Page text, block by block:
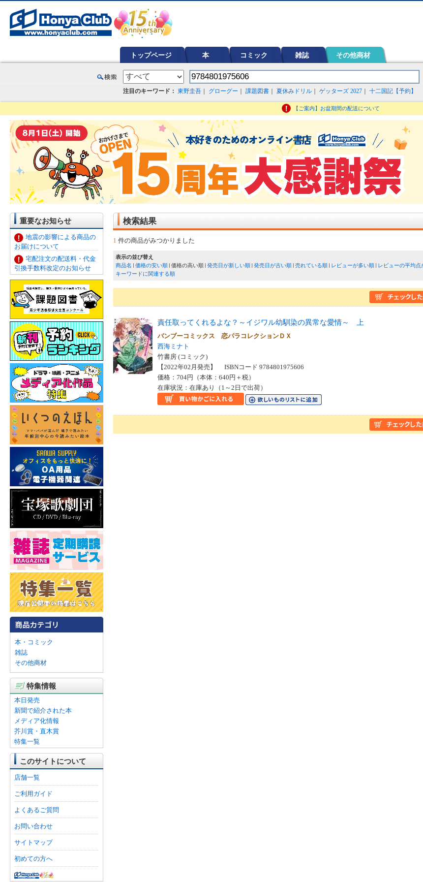
トップページ 本 コミック 雑誌 その他商材
注目のキーワード： 東野圭吾 グローグー 課題図書 夏休みドリル ゲッターズ 2027 十二国記【予約】
【ご案内】お盆期間の配送について
重要なお知らせ
地震の影響による商品の
お届けについて
宅配注文の配送料・代金
引換手数料改定のお知らせ
本・コミック
雑誌
その他商材
特集情報
本日発売
新聞で紹介された本
メディア化情報
芥川賞・直木賞
特集一覧
このサイトについて
店舗一覧
ご利用ガイド
よくあるご質問
お問い合わせ
サイトマップ
初めての方へ
検索結果
1 件の商品がみつかりました
表示の並び替え
商品名
価格の安い順 価格の高い順 発売日が新しい順 発売日が古い順 売れている順 レビューが多い順
レビューの平均点
キーワードに関連する順
責任取ってくれるよな？～イジワル幼馴染の異常な愛情～ 上
バンブーコミックス 恋パラコレクションＤＸ
西海ミナト
竹書房 (コミック)
【2022年02月発売】 ISBNコード 9784801975606
価格：704円（本体：640円＋税）
在庫状況：在庫あり（1～2日で出荷）